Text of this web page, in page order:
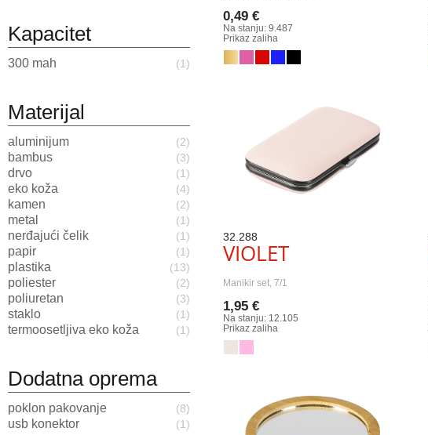
0,49 €
Na stanju: 9.487
Prikaz zaliha
32.288
VIOLET
Manikir set, 7/1
1,95 €
Na stanju: 12.105
Prikaz zaliha
Kapacitet
300 mah (1)
Materijal
aluminijum (2)
bambus (3)
drvo (1)
eko koža (4)
kamen (2)
metal (1)
nerđajući čelik (1)
papir (1)
plastika (13)
poliester (2)
poliuretan (3)
staklo (1)
termoosetljiva eko koža (1)
Dodatna oprema
poklon pakovanje (8)
usb konektor (1)